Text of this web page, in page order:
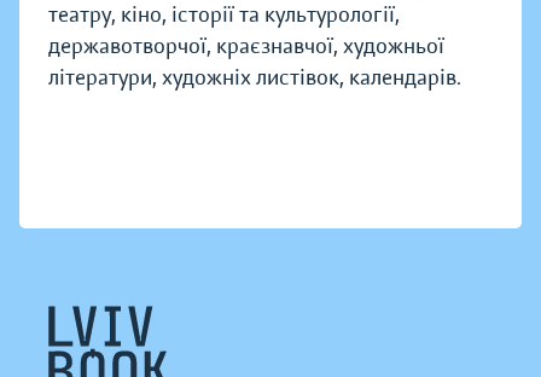
театру, кіно, історії та культурології,
державотворчої, краєзнавчої, художньої
літератури, художніх листівок, календарів.